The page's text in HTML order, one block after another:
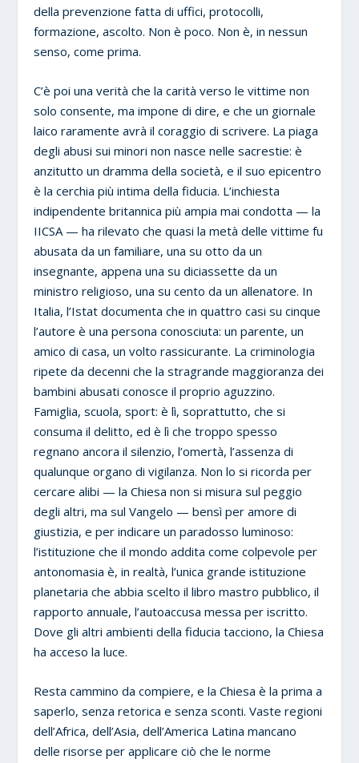
della prevenzione fatta di uffici, protocolli,
formazione, ascolto. Non è poco. Non è, in nessun
senso, come prima.
C’è poi una verità che la carità verso le vittime non
solo consente, ma impone di dire, e che un giornale
laico raramente avrà il coraggio di scrivere. La piaga
degli abusi sui minori non nasce nelle sacrestie: è
anzitutto un dramma della società, e il suo epicentro
è la cerchia più intima della fiducia. L’inchiesta
indipendente britannica più ampia mai condotta — la
IICSA — ha rilevato che quasi la metà delle vittime fu
abusata da un familiare, una su otto da un
insegnante, appena una su diciassette da un
ministro religioso, una su cento da un allenatore. In
Italia, l’Istat documenta che in quattro casi su cinque
l’autore è una persona conosciuta: un parente, un
amico di casa, un volto rassicurante. La criminologia
ripete da decenni che la stragrande maggioranza dei
bambini abusati conosce il proprio aguzzino.
Famiglia, scuola, sport: è lì, soprattutto, che si
consuma il delitto, ed è lì che troppo spesso
regnano ancora il silenzio, l’omertà, l’assenza di
qualunque organo di vigilanza. Non lo si ricorda per
cercare alibi — la Chiesa non si misura sul peggio
degli altri, ma sul Vangelo — bensì per amore di
giustizia, e per indicare un paradosso luminoso:
l’istituzione che il mondo addita come colpevole per
antonomasia è, in realtà, l’unica grande istituzione
planetaria che abbia scelto il libro mastro pubblico, il
rapporto annuale, l’autoaccusa messa per iscritto.
Dove gli altri ambienti della fiducia tacciono, la Chiesa
ha acceso la luce.
Resta cammino da compiere, e la Chiesa è la prima a
saperlo, senza retorica e senza sconti. Vaste regioni
dell’Africa, dell’Asia, dell’America Latina mancano
delle risorse per applicare ciò che le norme